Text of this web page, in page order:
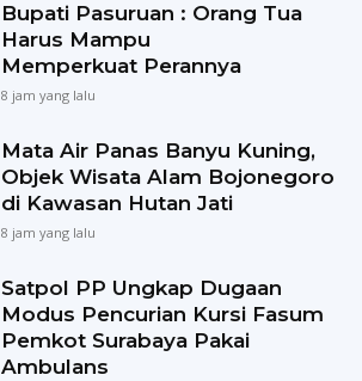
Bupati Pasuruan : Orang Tua
Harus Mampu
Memperkuat Perannya
8 jam yang lalu
Mata Air Panas Banyu Kuning,
Objek Wisata Alam Bojonegoro
di Kawasan Hutan Jati
8 jam yang lalu
Satpol PP Ungkap Dugaan
Modus Pencurian Kursi Fasum
Pemkot Surabaya Pakai
Ambulans